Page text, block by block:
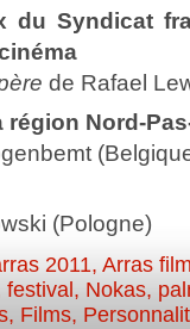
du Syndicat
de Rafael
Nord-
(Pologne)
2011,Arras
festival , Nokas,
, Films,